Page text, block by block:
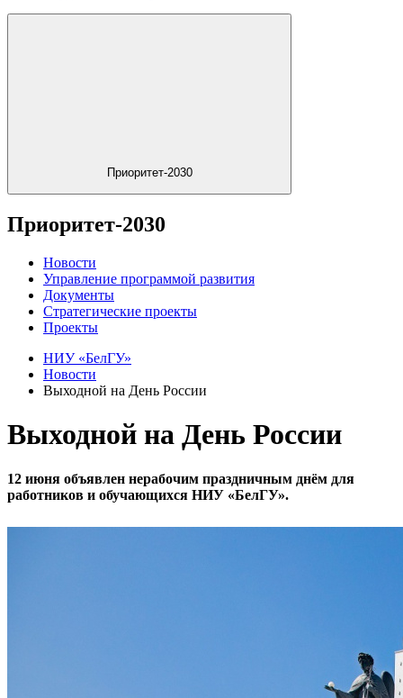
Приоритет-2030
Приоритет-2030
Новости
Управление программой развития
Документы
Стратегические проекты
Проекты
НИУ «БелГУ»
Новости
Выходной на День России
Выходной на День России
12 июня объявлен нерабочим праздничным днём для
работников и обучающихся НИУ «БелГУ».